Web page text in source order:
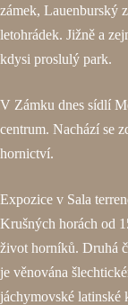
zámek, Lauenburský
letohrádek. Jižně a
kdysi proslulý park.
V Zámku dnes sídlí
centrum. Nachází se
hornictví.
Expozice v Sala
Krušných horách od
život horníků. Druhá
je věnována
jáchymovské latinské